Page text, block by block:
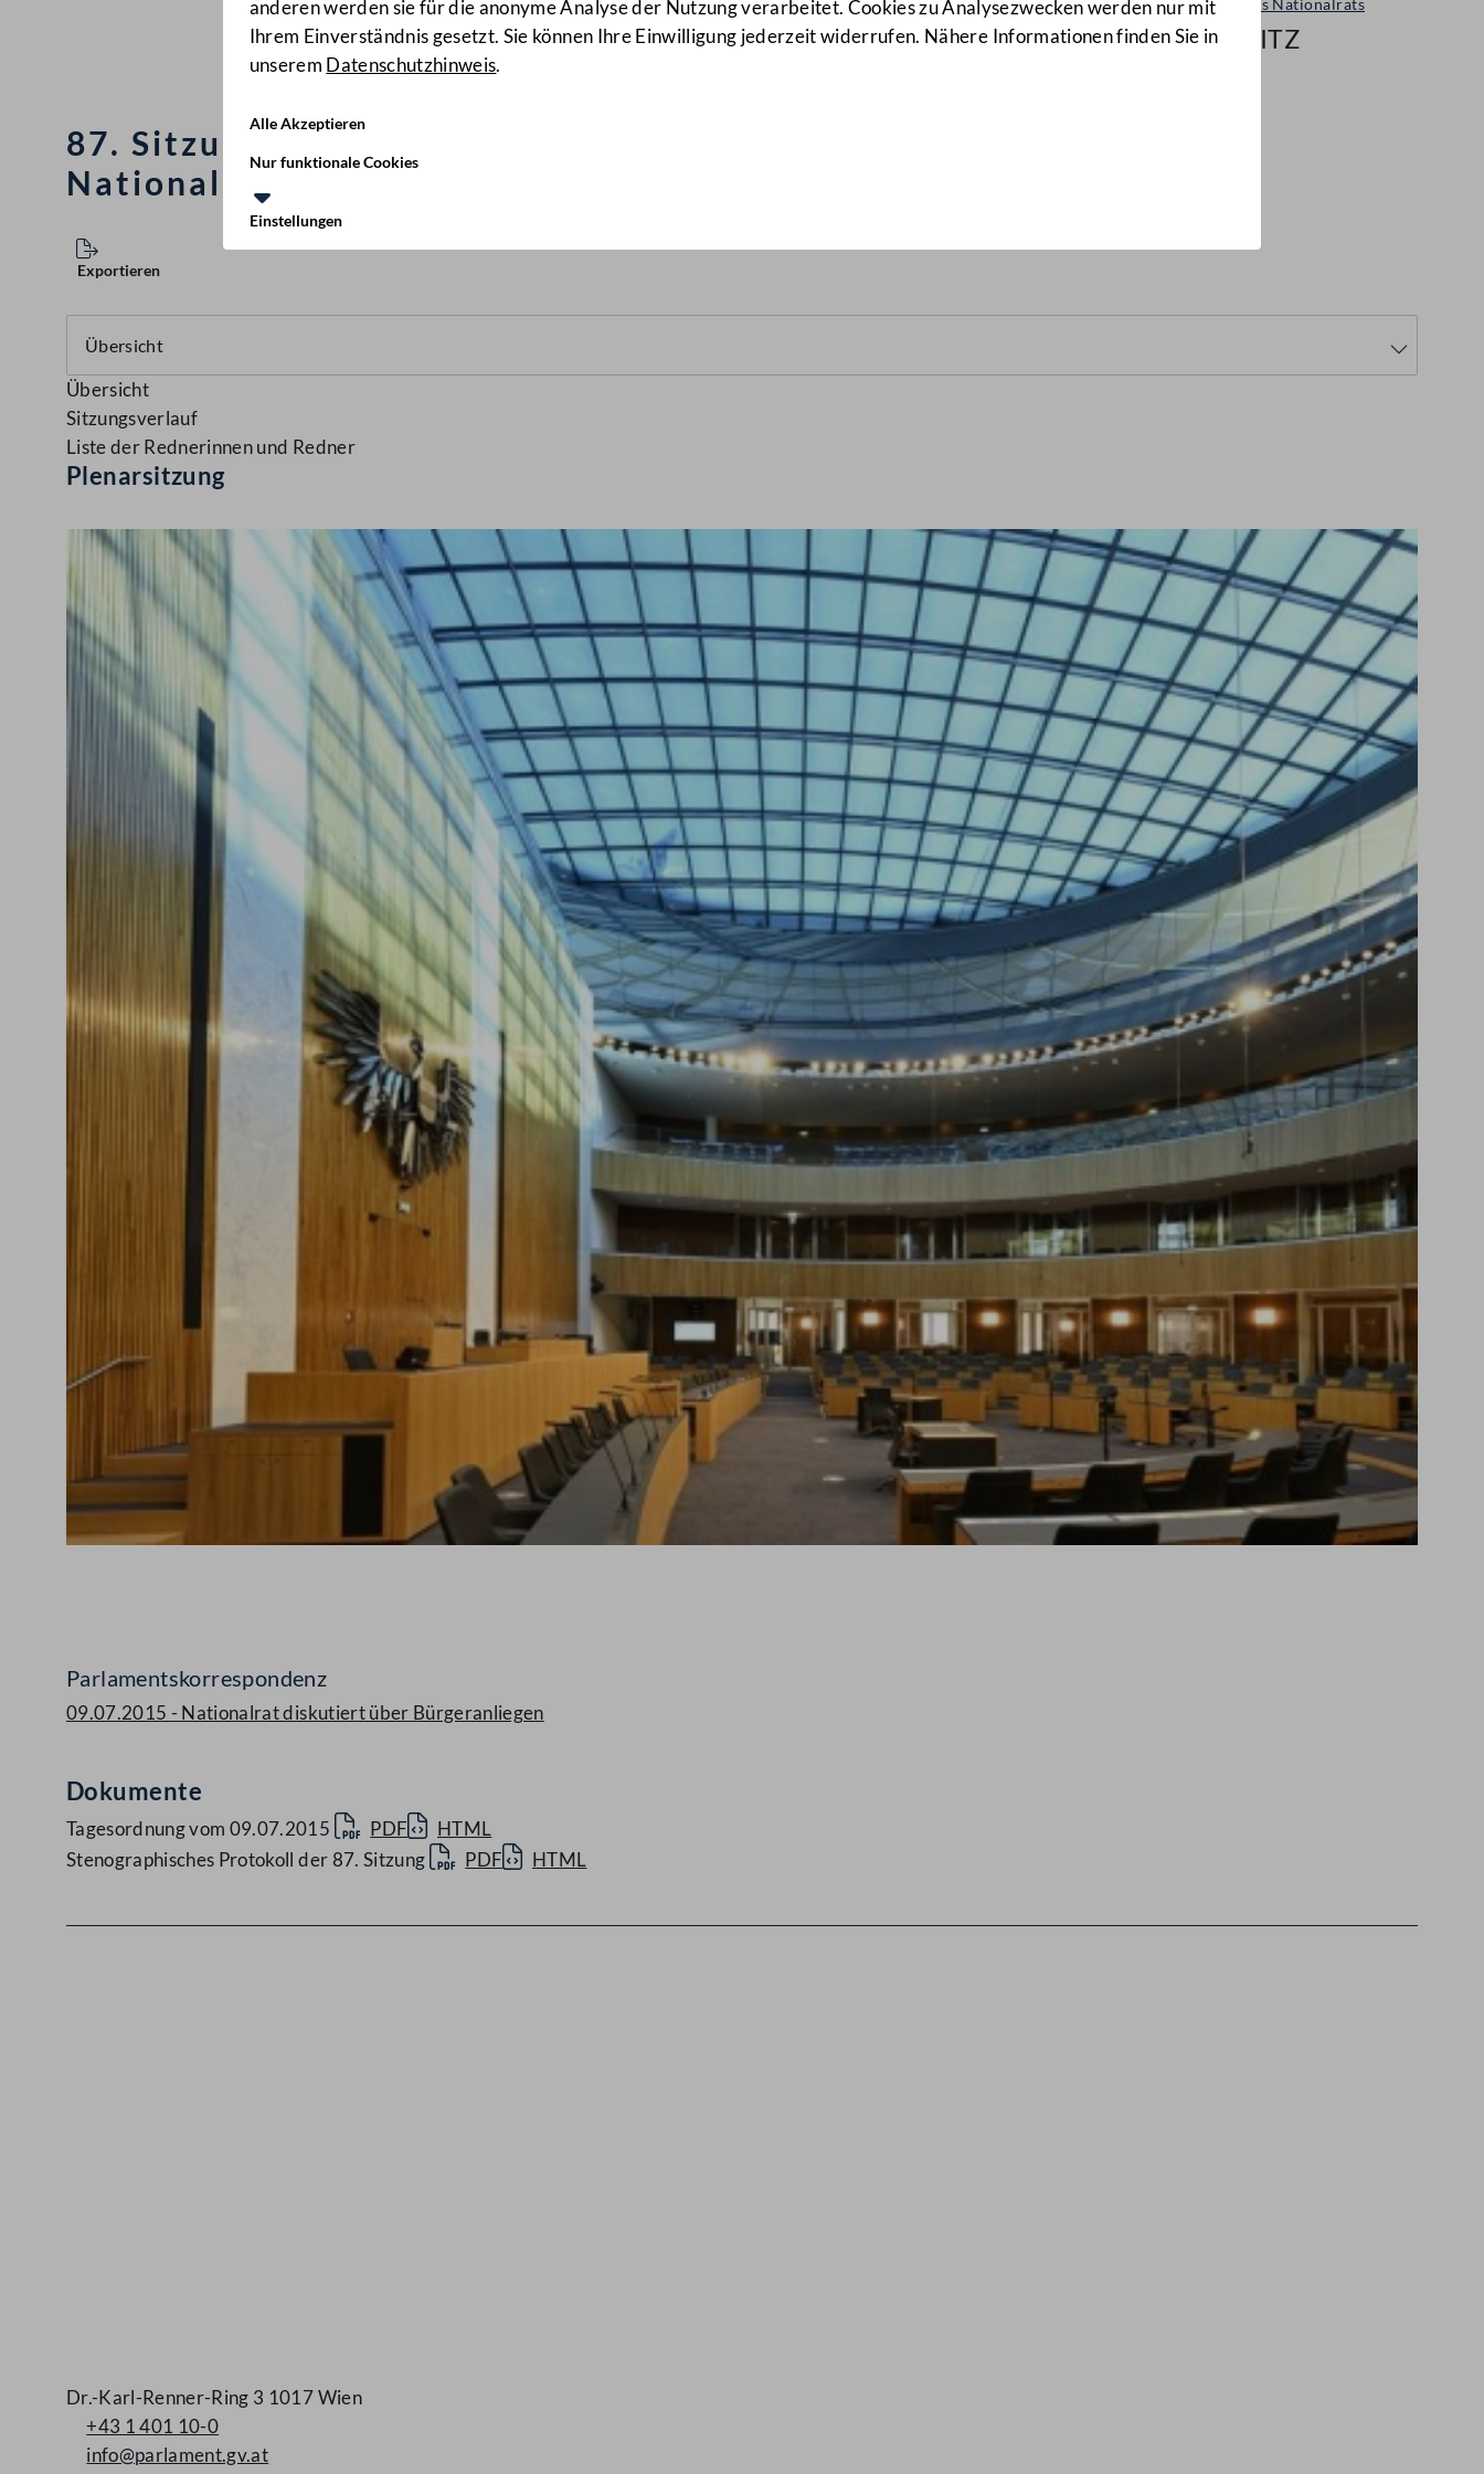
anderen werden sie für die anonyme Analyse der Nutzung verarbeitet. Cookies zu Analysezwecken werden nur mit
Ihrem Einverständnis gesetzt. Sie können Ihre Einwilligung jederzeit widerrufen. Nähere Informationen finden Sie in
unserem Datenschutzhinweis.
Alle Akzeptieren
Nur funktionale Cookies
Einstellungen
Sitzungen des Nationalrats
87/NRSITZ
87. Sitzung des Nationalrats im Anschluss an die 86. Sitzung des
Nationalrats
Exportieren
Übersicht
Sitzungsverlauf
Liste der Rednerinnen und Redner
Plenarsitzung
Parlamentskorrespondenz
09.07.2015 - Nationalrat diskutiert über Bürgeranliegen
Dokumente
Tagesordnung vom 09.07.2015 PDF
HTML
Stenographisches Protokoll der 87. Sitzung
PDF HTML
Dr.-Karl-Renner-Ring 3 1017 Wien
+43 1 401 10-0
info@parlament.gv.at